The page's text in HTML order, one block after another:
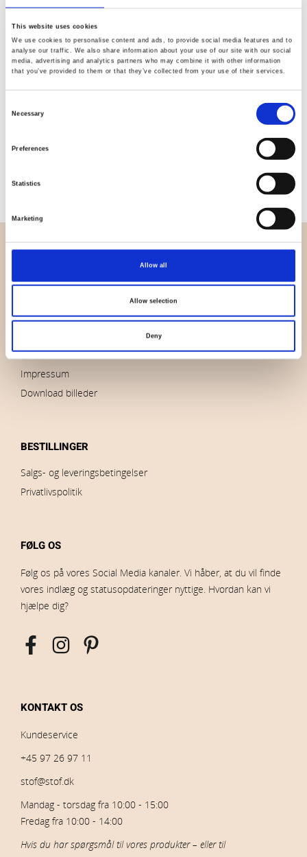
This website uses cookies
We use cookies to personalise content and ads, to provide social media features and to
analyse our traffic. We also share information about your use of our site with our social
media, advertising and analytics partners who may combine it with other information
that you’ve provided to them or that they’ve collected from your use of their services.
Necessary
Preferences
Statistics
Marketing
Allow all
Allow selection
Deny
Kvalitet
Hurtig
Specifikation
112,00
100% bomuld
0,152 Kg.
OVERSIGT
Nyheder
Brands
Impressum
Download billeder
BESTILLINGER
Salgs- og leveringsbetingelser
Privatlivspolitik
FØLG OS
Følg os på vores Social Media kanaler. Vi håber, at du vil finde
vores indlæg og statusopdateringer nyttige. Hvordan kan vi
hjælpe dig?
KONTAKT OS
Kundeservice
+45 97 26 97 11
stof@stof.dk
Mandag - torsdag fra 10:00 - 15:00
Fredag fra 10:00 - 14:00
Hvis du har spørgsmål til vores produkter – eller til